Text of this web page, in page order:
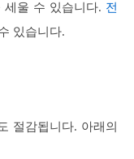
세울 수 있습니다. 전
있습니다.
절감됩니다. 아래의